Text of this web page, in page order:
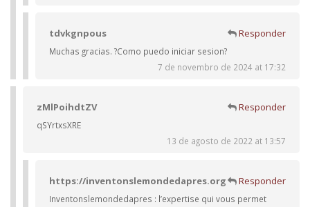
tdvkgnpous Responder
Muchas gracias. ?Como puedo iniciar sesion?
7 de novembro de 2024 at 17:32
zMlPoihdtZV Responder
qSYrtxsXRE
13 de agosto de 2022 at 13:57
https://inventonslemondedapres.org Responder
Inventonslemondedapres : l’expertise qui vous permet